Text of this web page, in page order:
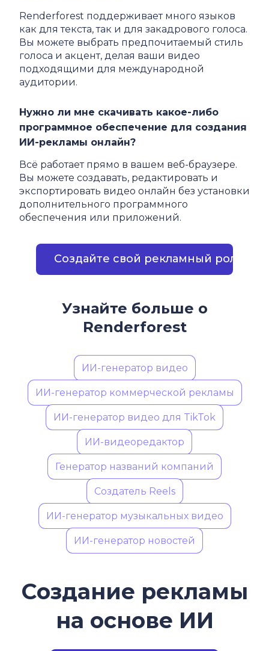
Renderforest поддерживает много языков
как для текста, так и для закадрового голоса.
Вы можете выбрать предпочитаемый стиль
голоса и акцент, делая ваши видео
подходящими для международной
аудитории.
Нужно ли мне скачивать какое-либо
программное обеспечение для создания
ИИ-рекламы онлайн?
Всё работает прямо в вашем веб-браузере.
Вы можете создавать, редактировать и
экспортировать видео онлайн без установки
дополнительного программного
обеспечения или приложений.
Создайте свой рекламный ролик
Узнайте больше о
Renderforest
ИИ-генератор видео
ИИ-генератор коммерческой рекламы
ИИ-генератор видео для TikTok
ИИ-видеоредактор
Генератор названий компаний
Создатель Reels
ИИ-генератор музыкальных видео
ИИ-генератор новостей
Создание рекламы
на основе ИИ